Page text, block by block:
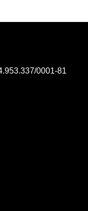
0001-81